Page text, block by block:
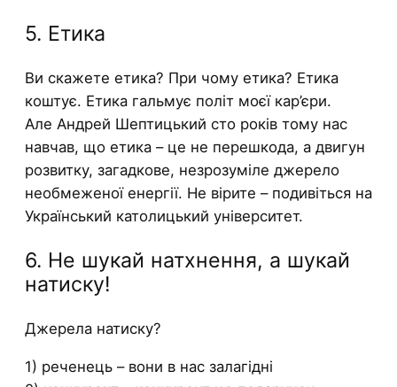
5. Етика
Ви скажете етика? При чому етика? Етика
коштує. Етика гальмує політ моєї кар’єри.
Але Андрей Шептицький сто років тому нас
навчав, що етика – це не перешкода, а двигун
розвитку, загадкове, незрозуміле джерело
необмеженої енергії. Не вірите – подивіться на
Український католицький університет.
6. Не шукай натхнення, а шукай
натиску!
Джерела натиску?
1) реченець – вони в нас залагідні